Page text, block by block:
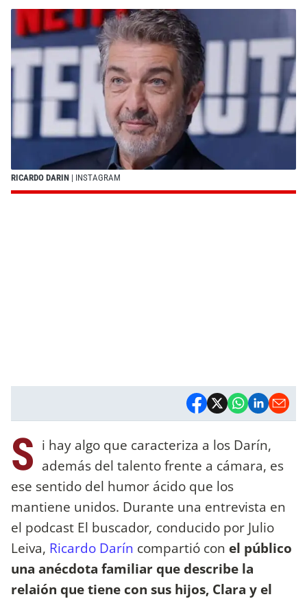
RICARDO DARIN | INSTAGRAM
S i hay algo que caracteriza a los Darín,
además del talento frente a cámara, es
ese sentido del humor ácido que los
mantiene unidos. Durante una entrevista en
el podcast El buscador, conducido por Julio
Leiva, Ricardo Darín compartió con el público
una anécdota familiar que describe la
relaión que tiene con sus hijos, Clara y el